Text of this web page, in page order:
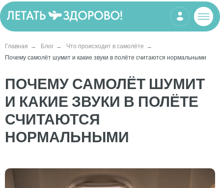
Главная → Блог → Что происходит в самолёте →
Почему самолёт шумит и какие звуки в полёте считаются нормальными
ПОЧЕМУ САМОЛЁТ ШУМИТ
И КАКИЕ ЗВУКИ В ПОЛЁТЕ
СЧИТАЮТСЯ
НОРМАЛЬНЫМИ